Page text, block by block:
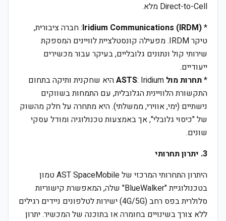
Direct-to-Cell מלא.
*
Iridium Communications (IRDM): חברה ציבורית,
טיקר IRDM. מפעילה קונסטלציית לוויינים המספקת
שירותי קול ונתונים גלובליים, בעיקר עבור מכשירים
ייעודיים.
*תחרות מול ASTS
: Iridium היא שחקנית ותיקה בתחום
התקשורת הלוויינית הגלובלית, עם התמחות בשווקים
נישתיים (ימי, אווירי, ממשלתי). היא מתחרה על חלק מהשוק
של "כיסוי גלובלי", אך באמצעות טכנולוגיה ומודל עסקי
שונים.
3. יתרון תחרותי
היתרון התחרותי המרכזי של AST SpaceMobile טמון
בטכנולוגיית "BlueWalker" שלה, המאפשרת קישוריות
סלולרית בפס רחב (4G/5G) ישירות לטלפונים ניידים רגילים
ללא צורך בשינויים בחומרה או בתוכנה של המכשיר. יתרון